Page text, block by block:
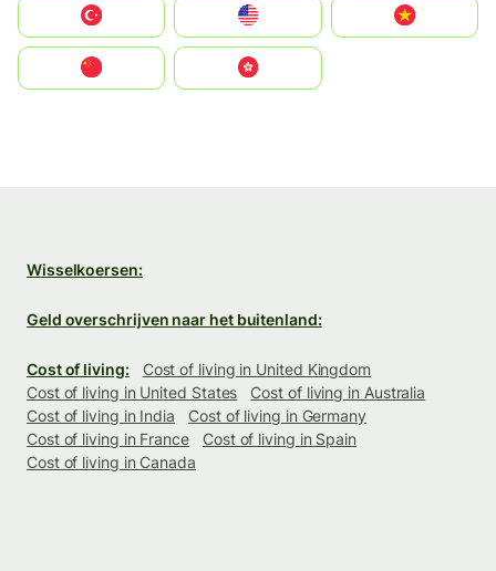
United States
中國香港特別行政區
Wisselkoersen:
Geld overschrijven naar het buitenland:
Cost of living:
Cost of living in United Kingdom
Cost of living in United States
Cost of living in Australia
Cost of living in India
Cost of living in Germany
Cost of living in France
Cost of living in Spain
Cost of living in Canada